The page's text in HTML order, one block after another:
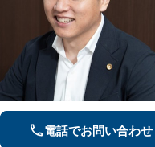
電話でお問い合わせ